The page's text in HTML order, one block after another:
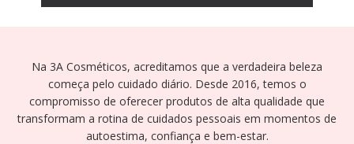
Na 3A Cosméticos, acreditamos que a verdadeira beleza
começa pelo cuidado diário. Desde 2016, temos o
compromisso de oferecer produtos de alta qualidade que
transformam a rotina de cuidados pessoais em momentos de
autoestima, confiança e bem-estar.